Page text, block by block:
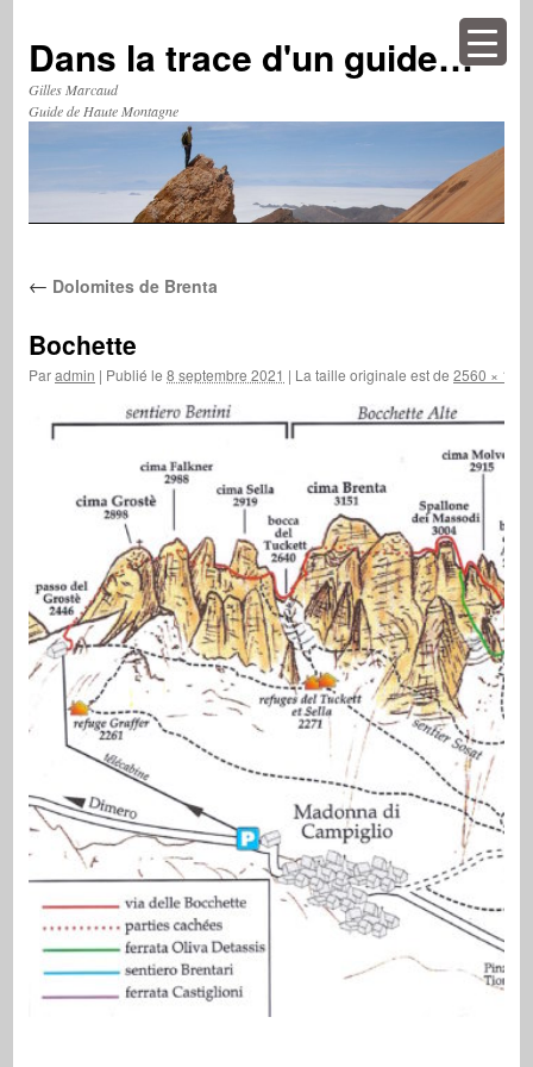
contenu
Dans la trace d'un guide…
Gilles Marcaud
Guide de Haute Montagne
← Dolomites de Brenta
Bochette
Paradmin | Publié le 8 septembre 2021 | La taille originale est de 2560 ×